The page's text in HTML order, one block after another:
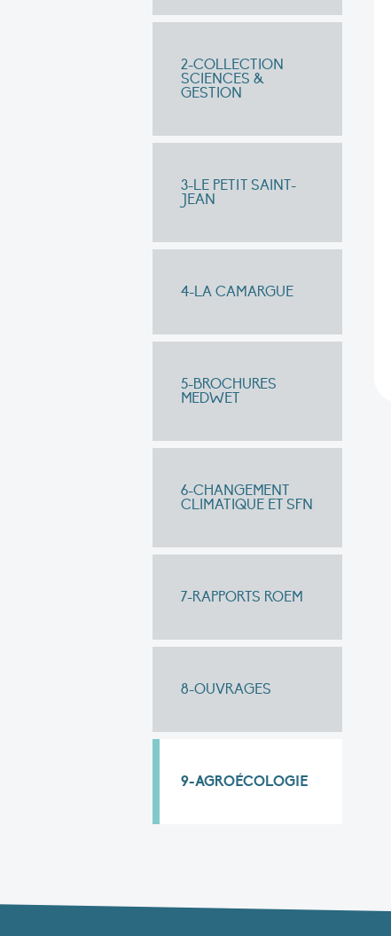
2-COLLECTION
SCIENCES &
GESTION
3-LE PETIT SAINT-
JEAN
4-LA CAMARGUE
5-BROCHURES
MEDWET
6-CHANGEMENT
CLIMATIQUE ET SFN
7-RAPPORTS ROEM
8-OUVRAGES
9-AGROÉCOLOGIE